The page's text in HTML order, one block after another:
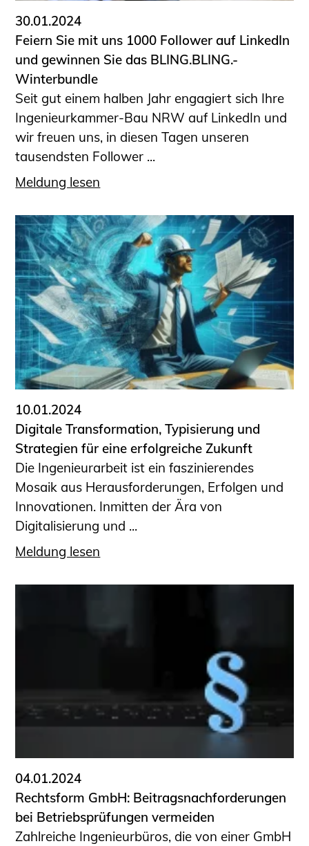
30.01.2024
Feiern Sie mit uns 1000 Follower auf LinkedIn
und gewinnen Sie das BLING.BLING.-
Winterbundle
Seit gut einem halben Jahr engagiert sich Ihre
Ingenieurkammer-Bau NRW auf LinkedIn und
wir freuen uns, in diesen Tagen unseren
tausendsten Follower ...
Meldung lesen
10.01.2024
Digitale Transformation, Typisierung und
Strategien für eine erfolgreiche Zukunft
Die Ingenieurarbeit ist ein faszinierendes
Mosaik aus Herausforderungen, Erfolgen und
Innovationen. Inmitten der Ära von
Digitalisierung und ...
Meldung lesen
04.01.2024
Rechtsform GmbH: Beitragsnachforderungen
bei Betriebsprüfungen vermeiden
Zahlreiche Ingenieurbüros, die von einer GmbH